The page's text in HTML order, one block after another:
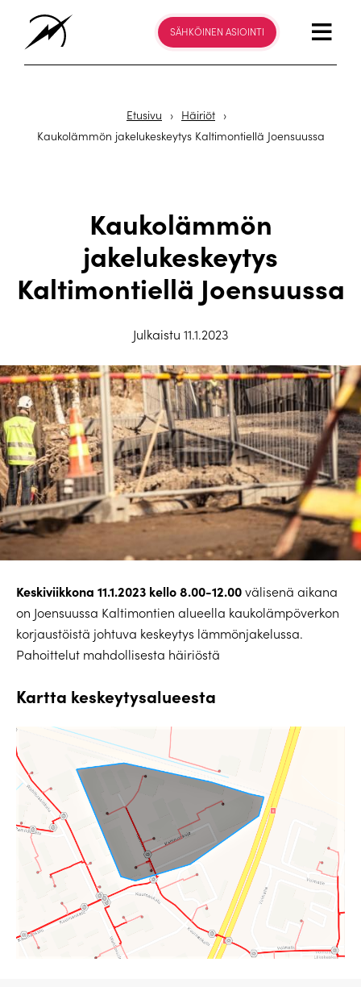
SÄHKÖINEN ASIOINTI
Etusivu › Häiriöt ›
Kaukolämmön jakelukeskeytys Kaltimontiellä Joensuussa
Kaukolämmön
jakelukeskeytys
Kaltimontiellä Joensuussa
Julkaistu 11.1.2023
Keskiviikkona 11.1.2023 kello 8.00-12.00välisenä aikana
on Joensuussa Kaltimontien alueella kaukolämpöverkon
korjaustöistä johtuva keskeytys lämmönjakelussa.
Pahoittelut mahdollisesta häiriöstä
Kartta keskeytysalueesta